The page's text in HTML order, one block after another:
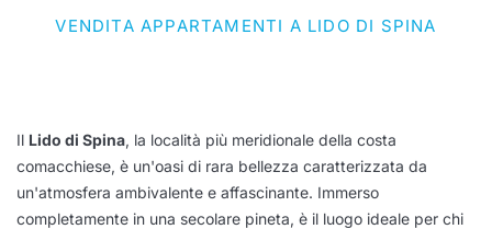
VENDITA APPARTAMENTI A LIDO DI SPINA
Il Lido di Spina, la località più meridionale della costa
comacchiese, è un'oasi di rara bellezza caratterizzata da
un'atmosfera ambivalente e affascinante. Immerso
completamente in una secolare pineta, è il luogo ideale per chi